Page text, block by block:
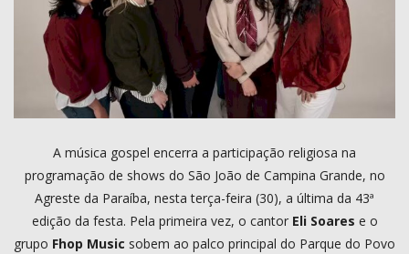
A música gospel encerra a participação religiosa na
programação de shows do São João de Campina Grande, no
Agreste da Paraíba, nesta terça-feira (30), a última da 43ª
edição da festa. Pela primeira vez, o cantor Eli Soares e o
grupo Fhop Music sobem ao palco principal do Parque do Povo